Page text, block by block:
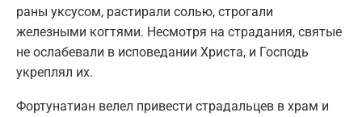
раны уксусом, растирали солью, строгали
железными когтями. Несмотря на страдания, святые
не ослабевали в исповедании Христа, и Господь
укреплял их.
Фортунатиан велел привести страдальцев в храм и